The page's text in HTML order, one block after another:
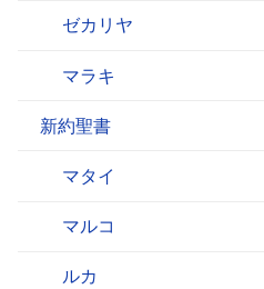
ゼカリヤ
マラキ
新約聖書
マタイ
マルコ
ルカ